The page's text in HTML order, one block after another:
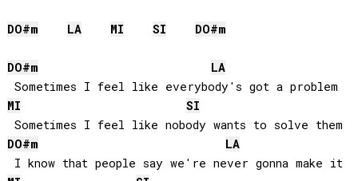
DO#m LA MI SI DO#m
DO#m
LA
MI
SI
DO#m
LA
I know that people say we're never gonna make it